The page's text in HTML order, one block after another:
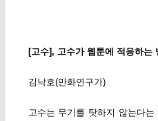
[고수], 고수가 웹툰에 적응하는
김낙호(만화연구가)
고수는 무기를 탓하지 않는다